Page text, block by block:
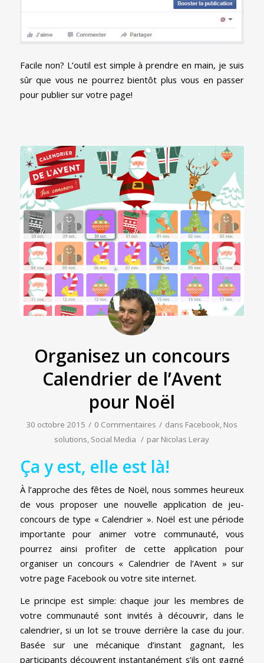
Facile non? L’outil est simple à prendre en main, je suis
sûr que vous ne pourrez bientôt plus vous en passer
pour publier sur votre page!
Organisez un concours
Calendrier de l’Avent
pour Noël
30 octobre 2015 / 0 Commentaires / dans Facebook Nos
solutions Social Media / par Nicolas Leray
Ça y est, elle est là!
À l’approche des fêtes de Noël, nous sommes heureux
de vous proposer une nouvelle application de jeu-
concours de type « Calendrier ». Noël est une période
importante pour animer votre communauté, vous
pourrez ainsi profiter de cette application pour
organiser un concours « Calendrier de l’Avent » sur
votre page Facebook ou votre site internet.
Le principe est simple: chaque jour les membres de
votre communauté sont invités à découvrir, dans le
calendrier, si un lot se trouve derrière la case du jour.
Basée sur une mécanique d’instant gagnant, les
participants découvrent instantanément s’ils ont gagné